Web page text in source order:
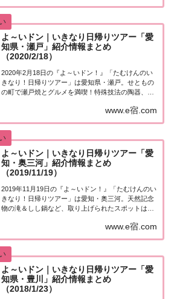
スペシャル「愛知県」街行く人にいきなり声をか
け、...
よ～いドン｜いきなり日帰りツアー「愛
知県・瀬戸」紹介情報まとめ
（2020/2/18）
2020年2月18日の『よ～いドン！』「たむけんのい
きなり！日帰りツアー」は愛知県・瀬戸。せともの
の町で瀬戸焼とグルメを満喫！特殊技法の陶器、老
られたスポットはこちら！「愛知県・瀬戸」日帰り
ツアー街行く人にいきなり声をかけ、そのまま日...
www.e宿.com
よ～いドン｜いきなり日帰りツアー「愛
知・奥三河」紹介情報まとめ
（2019/11/19）
2019年11月19日の『よ～いドン！』「たむけんのい
きなり！日帰りツアー」は愛知・奥三河。天然記念
物の滝＆しし鍋など、取り上げられたスポットはこ
きなり声をかけ、そのまま日帰りツアーにご招待す
る『たむけんの日帰りツアー』のコーナー。今...
www.e宿.com
よ～いドン｜いきなり日帰りツアー「愛
知県・豊川」紹介情報まとめ
（2018/1/23）